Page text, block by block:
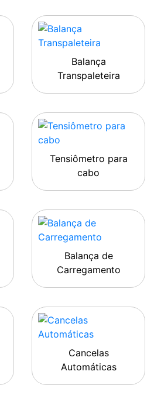
Balança
Transpaleteira
Tensiômetro para
cabo
Balança de
Carregamento
Cancelas
Automáticas